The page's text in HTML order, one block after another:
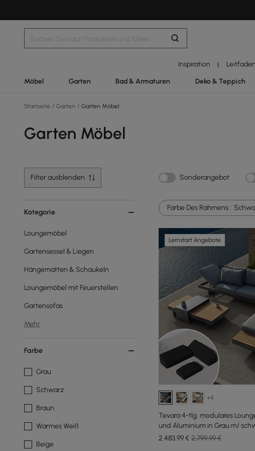
Inspiration |
Möbel Garten Bad & Armaturen Deko & Teppich
Startseite / Garten / Garten Möbel
Garten Möbel
Filter ausblenden Sonderangebot
Kategorie
Loungemöbel
Gartensessel & Liegen
Hängematten & Schaukeln
Loungemöbel mit Feuerstellen
Gartensofas
Mehr
Farbe
Grau
Schwarz
Braun
Warmes Weiß
Beige
Farbe Des Rahmens :
Lernstart Angebote
+4
Tevara 4-tlg. modulares
und Aluminium in Grau m/
6 Pers
2.483,99€ 2.799,99 €